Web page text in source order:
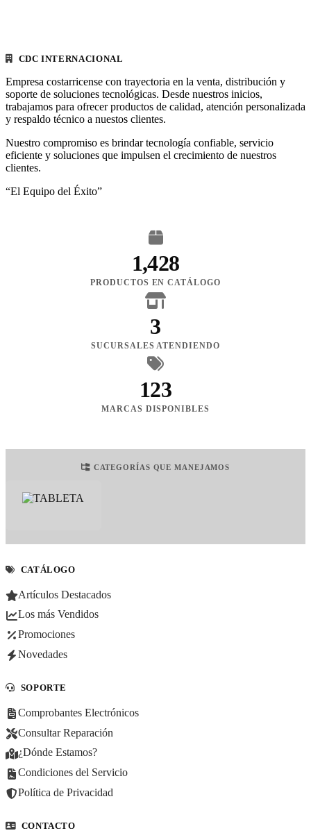
CDC INTERNACIONAL
Empresa costarricense con trayectoria en la venta, distribución y
soporte de soluciones tecnológicas. Desde nuestros inicios,
trabajamos para ofrecer productos de calidad, atención personalizada
y respaldo técnico a nuestos clientes.
Nuestro compromiso es brindar tecnología confiable, servicio
eficiente y soluciones que impulsen el crecimiento de nuestros
clientes.
“El Equipo del Éxito”
1,428
PRODUCTOS EN CATÁLOGO
3
SUCURSALES ATENDIENDO
123
MARCAS DISPONIBLES
CATEGORÍAS QUE MANEJAMOS
CATÁLOGO
Artículos Destacados
Los más Vendidos
Promociones
Novedades
SOPORTE
Comprobantes Electrónicos
Consultar Reparación
¿Dónde Estamos?
Condiciones del Servicio
Política de Privacidad
CONTACTO